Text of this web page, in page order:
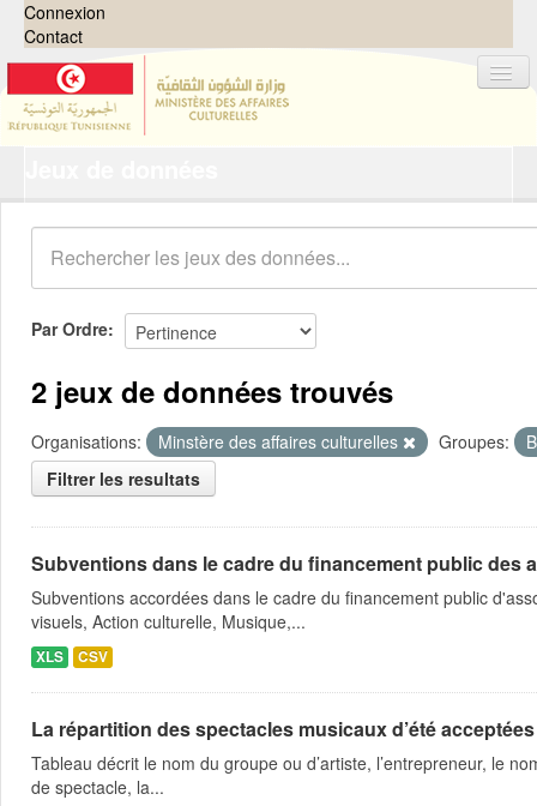
Connexion
Contact
Organisations
Groupes
Demandes 0
À propos
Par Ordre
2 jeux de données trouvés
Organisations: Minstère des affaires culturelles Groupes:
Filtrer les resultats
Subventions dans le cadre du financement public des
Subventions accordées dans le cadre du financement public
visuels, Action culturelle, Musique,...
XLS CSV
La répartition des spectacles musicaux d’été
Tableau décrit le nom du groupe ou d’artiste, l’entrepreneur, le
de spectacle, la...